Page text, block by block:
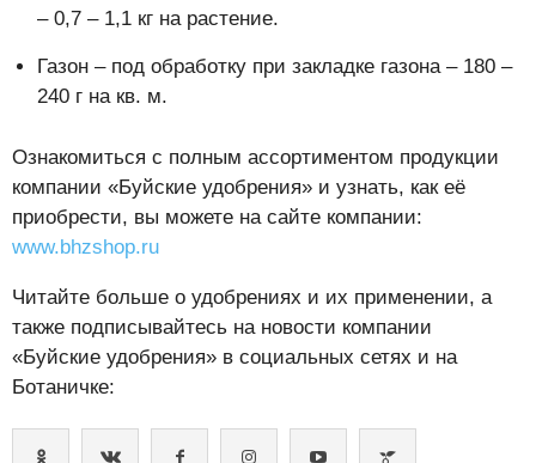
– 0,7 – 1,1 кг на растение.
Газон – под обработку при закладке газона – 180 –
240 г на кв. м.
Ознакомиться с полным ассортиментом продукции
компании «Буйские удобрения» и узнать, как её
приобрести, вы можете на сайте компании:
www.bhzshop.ru
Читайте больше о удобрениях и их применении, а
также подписывайтесь на новости компании
«Буйские удобрения» в социальных сетях и на
Ботаничке: